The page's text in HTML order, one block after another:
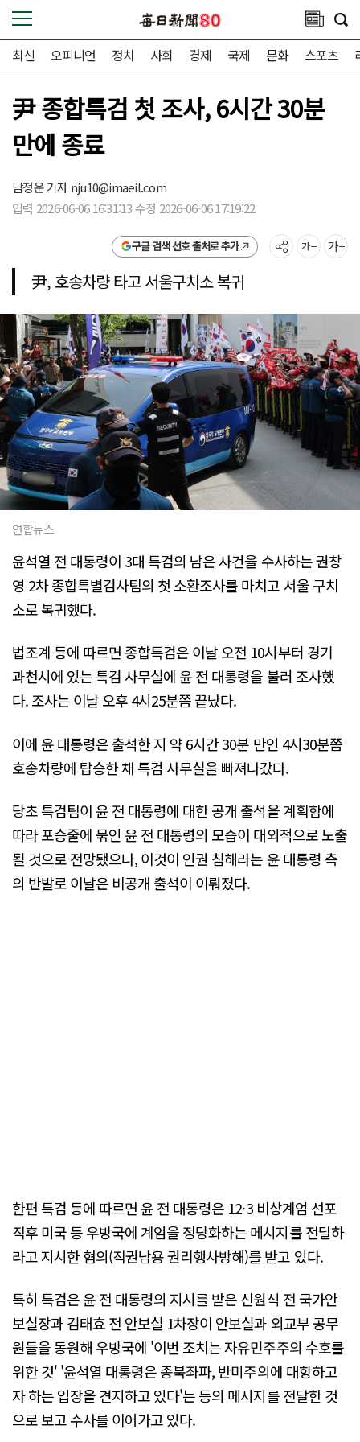
최신 오피니언 정치 사회 경제 국제 문화 스포츠
尹 종합특검 첫 조사, 6시간 30분
만에 종료
남정운 기자nju10@imaeil.com
입력 2026-06-06 16:31:13 수정 2026-06-06 17:19:22
구글 검색 선호 출처로 추가
尹, 호송차량 타고 서울구치소 복귀
연합뉴스
윤석열 전 대통령이 3대 특검의 남은 사건을 수사하는 권창
영 2차 종합특별검사팀의 첫 소환조사를 마치고 서울 구치
소로 복귀했다.
법조계 등에 따르면 종합특검은 이날 오전 10시부터 경기
과천시에 있는 특검 사무실에 윤 전 대통령을 불러 조사했
다. 조사는 이날 오후 4시25분쯤 끝났다.
이에 윤 대통령은 출석한 지 약 6시간 30분 만인 4시30분쯤
호송차량에 탑승한 채 특검 사무실을 빠져나갔다.
당초 특검팀이 윤 전 대통령에 대한 공개 출석을 계획함에
따라 포승줄에 묶인 윤 전 대통령의 모습이 대외적으로 노출
될 것으로 전망됐으나, 이것이 인권 침해라는 윤 대통령 측
의 반발로 이날은 비공개 출석이 이뤄졌다.
한편 특검 등에 따르면 윤 전 대통령은 12·3 비상계엄 선포
직후 미국 등 우방국에 계엄을 정당화하는 메시지를 전달하
라고 지시한 혐의(직권남용 권리행사방해)를 받고 있다.
특히 특검은 윤 전 대통령의 지시를 받은 신원식 전 국가안
보실장과 김태효 전 안보실 1차장이 안보실과 외교부 공무
원들을 동원해 우방국에 '이번 조치는 자유민주주의 수호를
위한 것' '윤석열 대통령은 종북좌파, 반미주의에 대항하고
자 하는 입장을 견지하고 있다'는 등의 메시지를 전달한 것
으로 보고 수사를 이어가고 있다.